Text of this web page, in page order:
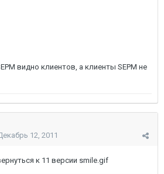
видно клиентов, а клиенты SEPM не
12, 2011
к 11 версии smile.gif